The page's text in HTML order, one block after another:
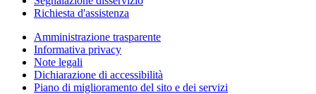
Richiesta d'assistenza
Amministrazione trasparente
Informativa privacy
Note legali
Dichiarazione di accessibilità
Piano di miglioramento del sito e dei servizi